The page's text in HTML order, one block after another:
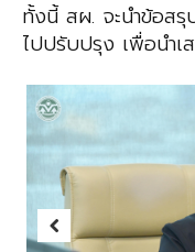
ทั้งนี้ สผ. จะนำข้อสรุ
ไปปรับปรุง เพื่อนำ